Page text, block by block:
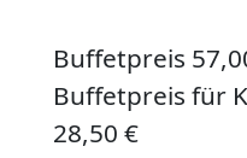
Buffetpreis
Buffetpreis für
28,50 €